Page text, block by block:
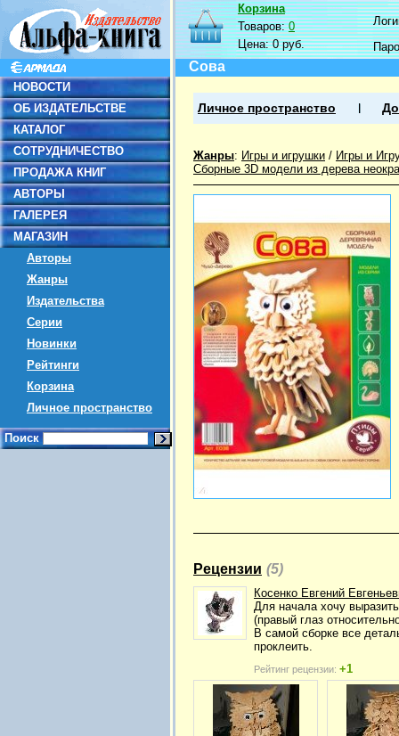
НОВОСТИ
ОБ ИЗДАТЕЛЬСТВЕ
КАТАЛОГ
СОТРУДНИЧЕСТВО
ПРОДАЖА КНИГ
АВТОРЫ
ГАЛЕРЕЯ
МАГАЗИН
Авторы
Жанры
Издательства
Серии
Новинки
Рейтинги
Корзина
Личное пространство
Поиск
Корзина
Товаров:0
Цена:0 руб.
Сова
Личное пространство
Жанры: Игры и игрушки / Игры и
Сборные 3D модели из дерева
Рецензии (5)
Косенко Евгений
Для начала хочу
(правый глаз
В самой сборке все
проклеить.
Рейтинг рецензии: +1